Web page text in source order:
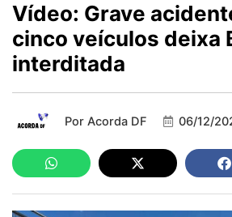
Vídeo: Grave
cinco veículos deixa
interditada
Por Acorda DF 06/12/